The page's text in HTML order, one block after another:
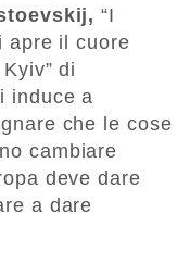
“I
apre il cuore
di
induce a
che le cose
cambiare
deve dare
a dare